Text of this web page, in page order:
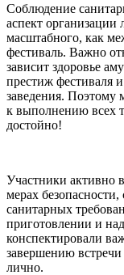
Соблюдение
аспект организации
масштабного, как
фестиваль. Важно
зависит здоровье
престиж фестиваля
заведения. Поэтому
к выполнению всех
достойно!
Участники активно
мерах
санитарных
приготовлении и
конспектировали
завершению
лично.